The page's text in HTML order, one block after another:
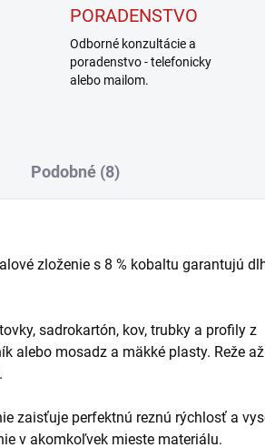
PORADENSTVO
Odborné konzultácie a
poradenstvo - telefonicky
alebo mailom.
Podobné (8)
zloženie s 8 % kobaltu garantujú
sadrokartón, kov, trubky a profily z
alebo mosadz a mäkké plasty. Reže
zaisťuje perfektnú reznú rýchlosť a
v akomkoľvek mieste materiálu.